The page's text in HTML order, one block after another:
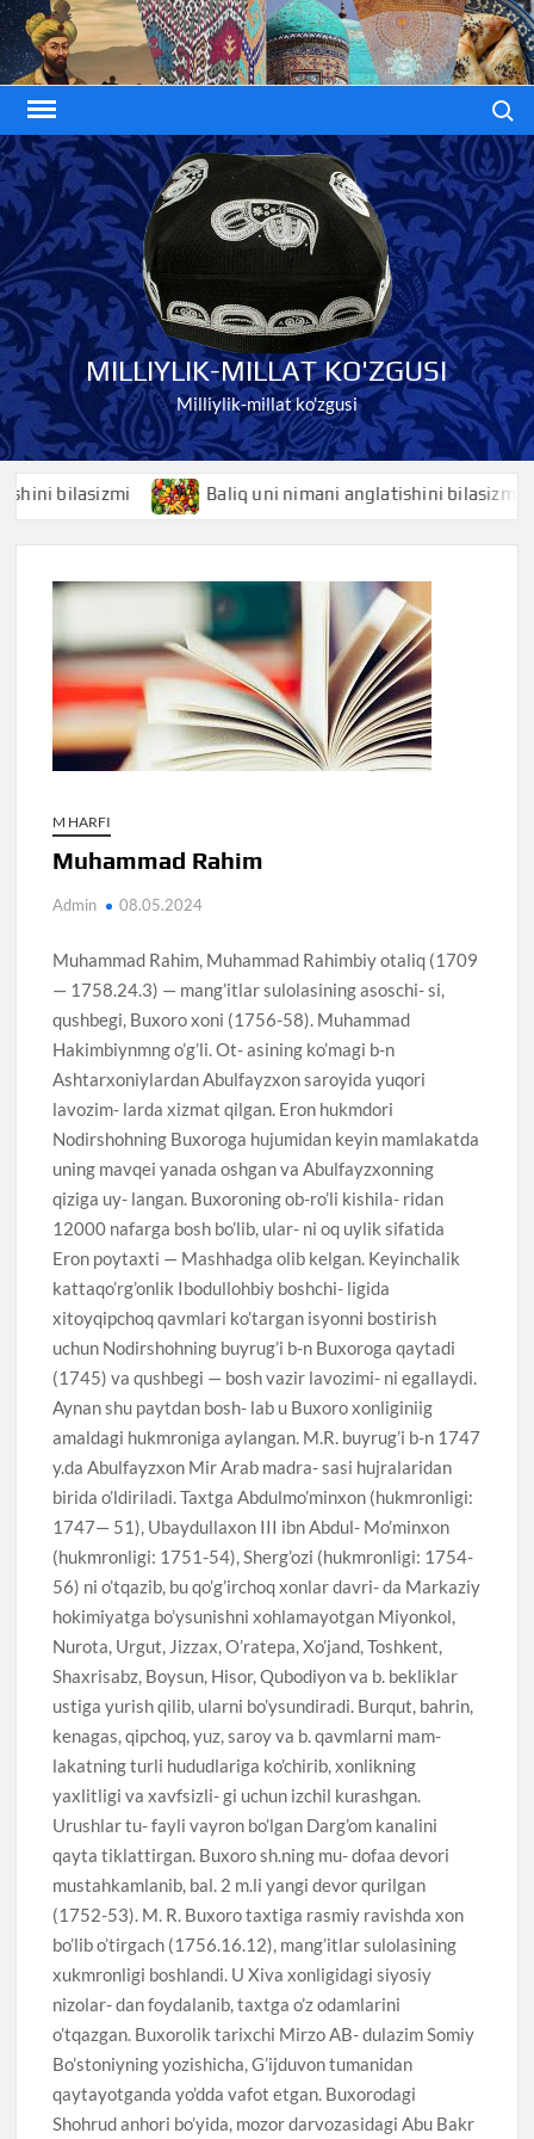
Skip
to
content
MILLIYLIK-MILLAT KO'ZGUSI
Milliylik-millat ko'zgusi
bilasizmi Baliq uni nimani anglatishini bilasizmi
M HARFI
Muhammad Rahim
Admin 08.05.2024
Muhammad Rahim, Muhammad Rahimbiy otaliq (1709
— 1758.24.3) — mang’itlar sulolasining asoschi- si,
qushbegi, Buxoro xoni (1756-58). Muhammad
Hakimbiynmng o’g’li. Ot- asining ko’magi b-n
Ashtarxoniylardan Abulfayzxon saroyida yuqori
lavozim- larda xizmat qilgan. Eron hukmdori
Nodirshohning Buxoroga hujumidan keyin mamlakatda
uning mavqei yanada oshgan va Abulfayzxonning
qiziga uy- langan. Buxoroning ob-ro’li kishila- ridan
12000 nafarga bosh bo’lib, ular- ni oq uylik sifatida
Eron poytaxti — Mashhadga olib kelgan. Keyinchalik
kattaqo’rg’onlik Ibodullohbiy boshchi- ligida
xitoyqipchoq qavmlari ko’targan isyonni bostirish
uchun Nodirshohning buyrug’i b-n Buxoroga qaytadi
(1745) va qushbegi — bosh vazir lavozimi- ni egallaydi.
Aynan shu paytdan bosh- lab u Buxoro xonliginiig
amaldagi hukmroniga aylangan. M.R. buyrug’i b-n 1747
y.da Abulfayzxon Mir Arab madra- sasi hujralaridan
birida o’ldiriladi. Taxtga Abdulmo’minxon (hukmronligi:
1747— 51), Ubaydullaxon III ibn Abdul- Mo’minxon
(hukmronligi: 1751-54), Sherg’ozi (hukmronligi: 1754-
56) ni o’tqazib, bu qo’g’irchoq xonlar davri- da Markaziy
hokimiyatga bo’ysunishni xohlamayotgan Miyonkol,
Nurota, Urgut, Jizzax, O’ratepa, Xo’jand, Toshkent,
Shaxrisabz, Boysun, Hisor, Qubodiyon va b. bekliklar
ustiga yurish qilib, ularni bo’ysundiradi. Burqut, bahrin,
kenagas, qipchoq, yuz, saroy va b. qavmlarni mam-
lakatning turli hududlariga ko’chirib, xonlikning
yaxlitligi va xavfsizli- gi uchun izchil kurashgan.
Urushlar tu- fayli vayron bo’lgan Darg’om kanalini
qayta tiklattirgan. Buxoro sh.ning mu- dofaa devori
mustahkamlanib, bal. 2 m.li yangi devor qurilgan
(1752-53). M. R. Buxoro taxtiga rasmiy ravishda xon
bo’lib o’tirgach (1756.16.12), mang’itlar sulolasining
xukmronligi boshlandi. U Xiva xonligidagi siyosiy
nizolar- dan foydalanib, taxtga o’z odamlarini
o’tqazgan. Buxorolik tarixchi Mirzo AB- dulazim Somiy
Bo’stoniyning yozishicha, G’ijduvon tumanidan
qaytayotganda yo’dda vafot etgan. Buxorodagi
Shohrud anhori bo’yida, mozor darvozasidagi Abu Bakr